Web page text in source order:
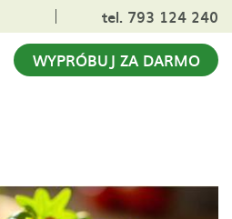
tel. 793 124 240
WYPRÓBUJ ZA DARMO